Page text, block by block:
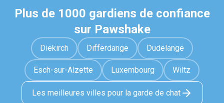
Plus de 1000 gardiens de confiance
sur Pawshake
Diekirch Differdange Dudelange
Esch-sur-Alzette Luxembourg Wiltz
Les meilleures villes pour la garde de chat